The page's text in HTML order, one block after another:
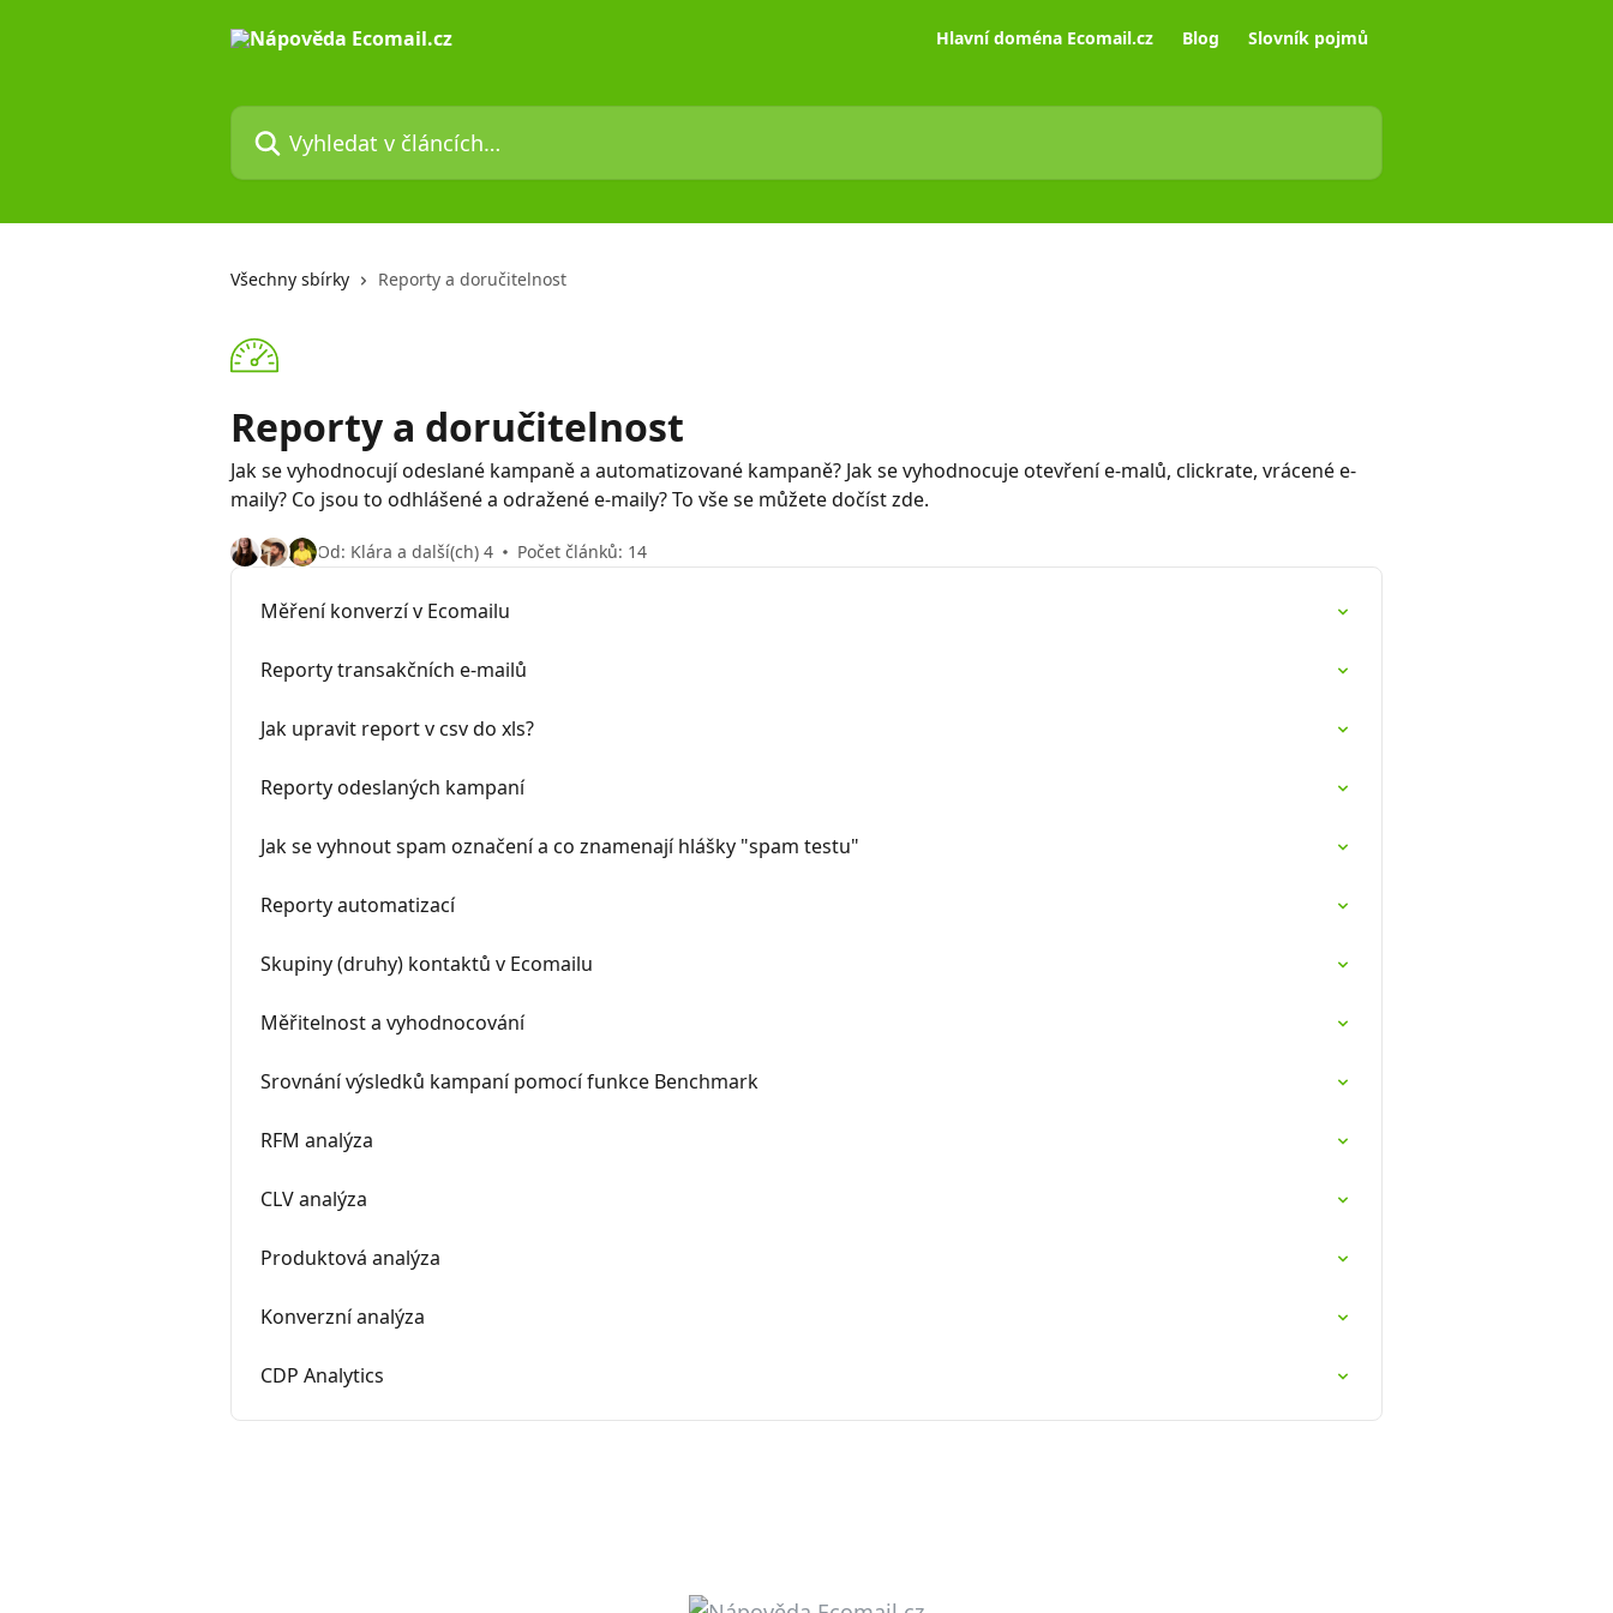
Hlavní doména Ecomail.cz Blog Slovník pojmů
Vyhledat v článcích…
Všechny sbírky Reporty a doručitelnost
Reporty a doručitelnost
Jak se vyhodnocují odeslané kampaně a automatizované kampaně? Jak se vyhodnocuje otevření e-malů, clickrate, vrácené e-
maily? Co jsou to odhlášené a odražené e-maily? To vše se můžete dočíst zde.
Od: Klára a další(ch) 4 Počet článků: 14
Měření konverzí v Ecomailu
Reporty transakčních e-mailů
Jak upravit report v csv do xls?
Reporty odeslaných kampaní
Jak se vyhnout spam označení a co znamenají hlášky "spam testu"
Reporty automatizací
Skupiny (druhy) kontaktů v Ecomailu
Měřitelnost a vyhodnocování
Srovnání výsledků kampaní pomocí funkce Benchmark
RFM analýza
CLV analýza
Produktová analýza
Konverzní analýza
CDP Analytics